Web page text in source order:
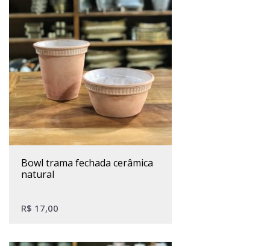
bowl trama fechada cerâmica
natural
R$ 17,00